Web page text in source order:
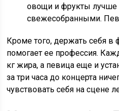
овощи и фрукты лучше
свежесобранными.
Кроме того, держать себя
помогает ее профессия.
кг жира, а певица еще и
за три часа до концерта
чувствовать себя на сцене